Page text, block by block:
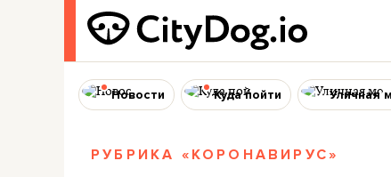
Новости Куда пойти Уличная
РУБРИКА «КОРОНАВИРУС»